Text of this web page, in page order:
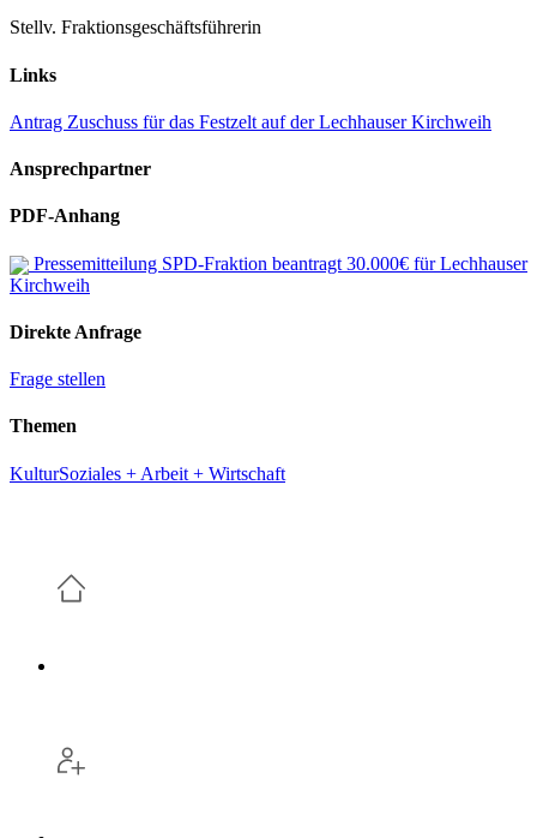
Stellv. Fraktionsgeschäftsführerin
Links
Antrag Zuschuss für das Festzelt auf der Lechhauser Kirchweih
Ansprechpartner
PDF-Anhang
Pressemitteilung SPD-Fraktion beantragt 30.000€ für Lechhauser
Kirchweih
Direkte Anfrage
Frage stellen
Themen
KulturSoziales + Arbeit + Wirtschaft